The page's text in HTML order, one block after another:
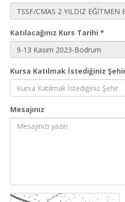
Katılacağınız Kurs Tarihi *
Kursa Katılmak İstediğiniz
Mesajınız